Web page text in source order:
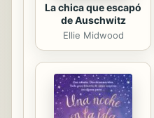
La chica que escapó
de Auschwitz
Ellie Midwood